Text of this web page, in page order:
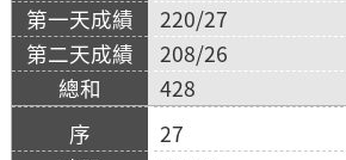
220/27
208/26
428
27